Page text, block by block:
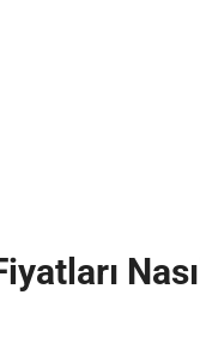
Nasıl